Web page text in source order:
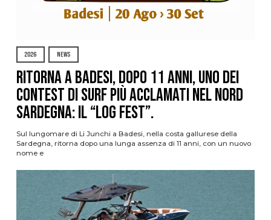
2026 NEWS
Ritorna a Badesi, dopo 11 anni, uno dei
contest di surf più acclamati nel nord
Sardegna: il “Log Fest”.
Sul lungomare di Li Junchi a Badesi, nella costa gallurese della
Sardegna, ritorna dopo una lunga assenza di 11 anni, con un nuovo
nome e